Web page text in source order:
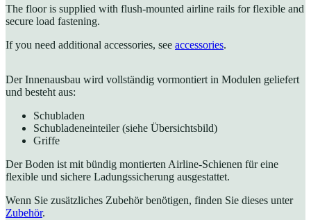
The floor is supplied with flush-mounted airline rails for flexible and
secure load fastening.
If you need additional accessories, see accessories.
Der Innenausbau wird vollständig vormontiert in Modulen geliefert
und besteht aus:
Schubladen
Schubladeneinteiler (siehe Übersichtsbild)
Griffe
Der Boden ist mit bündig montierten Airline-Schienen für eine
flexible und sichere Ladungssicherung ausgestattet.
Wenn Sie zusätzliches Zubehör benötigen, finden Sie dieses unter
Zubehör.